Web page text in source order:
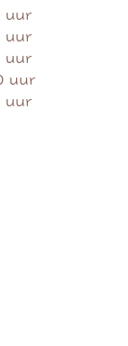
uur
uur
uur
uur
uur